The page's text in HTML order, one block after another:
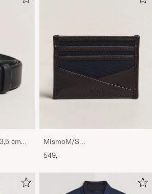
cm
MismoM/S
CardholderNavy/Dark Brown
549,-